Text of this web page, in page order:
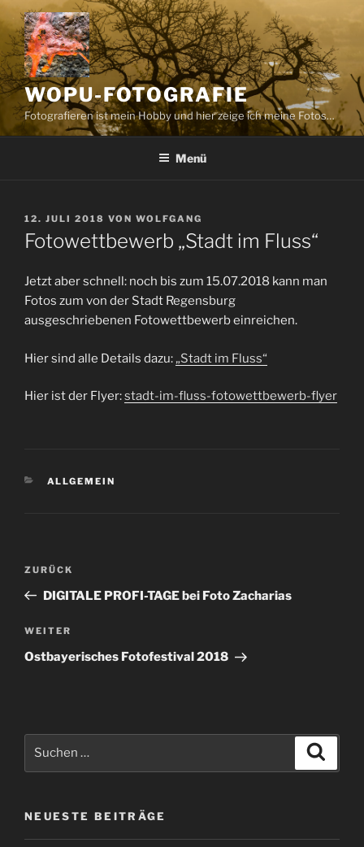
Zum
Inhalt
springen
WOPU-FOTOGRAFIE
Fotografieren ist mein Hobby und hier zeige ich meine Fotos…
Menü
VERÖFFENTLICHT
AM
12. JULI 2018 VON WOLFGANG
Fotowettbewerb „Stadt im Fluss“
Jetzt aber schnell: noch bis zum 15.07.2018 kann man
Fotos zum von der Stadt Regensburg
ausgeschriebenen Fotowettbewerb einreichen.
Hier sind alle Details dazu: „Stadt im Fluss“
Hier ist der Flyer:stadt-im-fluss-fotowettbewerb-flyer
KATEGORIEN
ALLGEMEIN
Beitragsnavigation
Vorheriger
Beitrag
ZURÜCK
DIGITALE PROFI-TAGE bei Foto Zacharias
Nächster
Beitrag
WEITER
Ostbayerisches Fotofestival 2018
NEUESTE BEITRÄGE